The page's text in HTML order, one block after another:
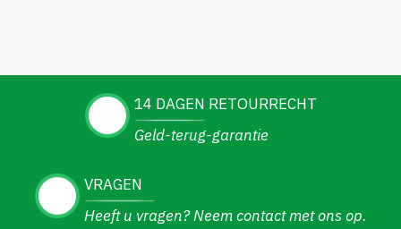
14 DAGEN RETOURRECHT
Geld-terug-garantie
VRAGEN
Heeft u vragen? Neem contact met ons op.